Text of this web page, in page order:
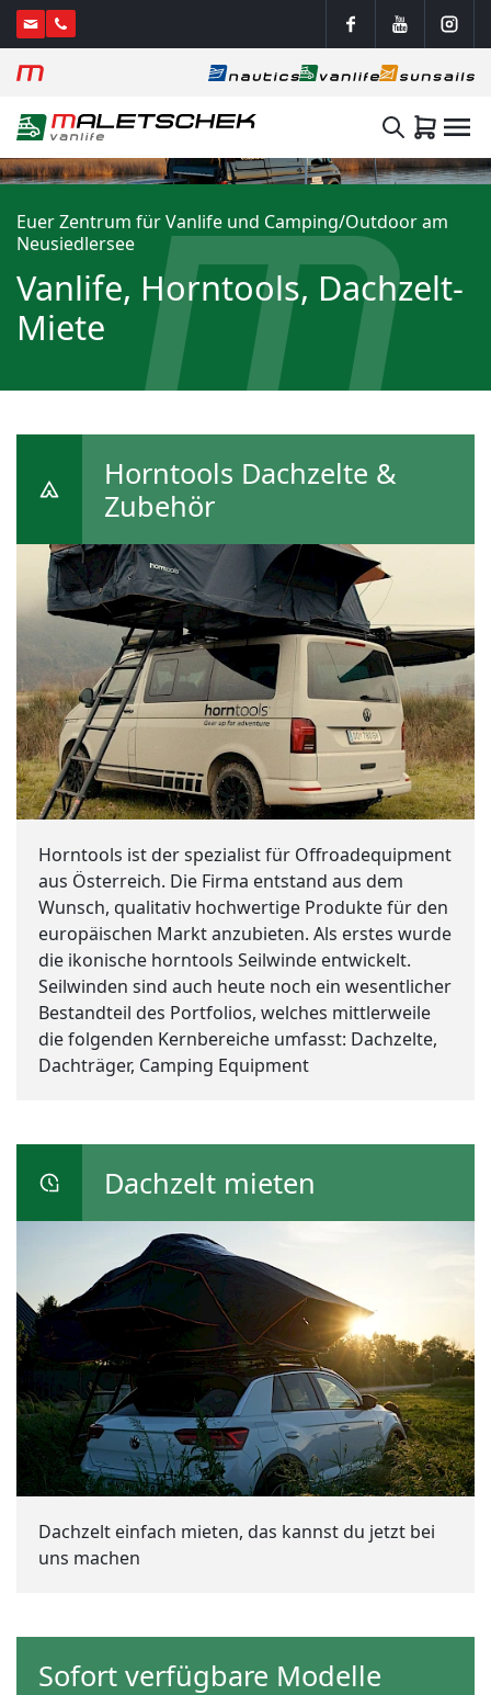
Euer Zentrum für Vanlife und Camping/Outdoor am
Neusiedlersee
Vanlife, Horntools, Dachzelt-
Miete
Horntools Dachzelte &
Zubehör
Horntools ist der spezialist für Offroadequipment
aus Österreich. Die Firma entstand aus dem
Wunsch, qualitativ hochwertige Produkte für den
europäischen Markt anzubieten. Als erstes wurde
die ikonische horntools Seilwinde entwickelt.
Seilwinden sind auch heute noch ein wesentlicher
Bestandteil des Portfolios, welches mittlerweile
die folgenden Kernbereiche umfasst: Dachzelte,
Dachträger, Camping Equipment
Dachzelt mieten
Dachzelt einfach mieten, das kannst du jetzt bei
uns machen
Sofort verfügbare Modelle